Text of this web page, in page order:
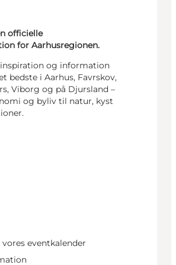
officielle
for Aarhusregionen.
og information
bedste i Aarhus, Favrskov,
Viborg og på Djursland –
og byliv til natur, kyst
eventkalender